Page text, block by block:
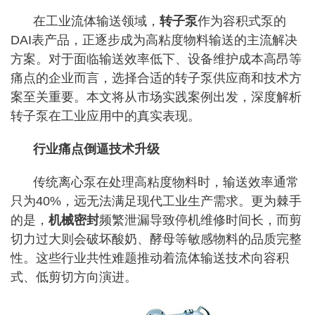
在工业流体输送领域， 转子泵作为容积式泵的
DAI表产品，正逐步成为高粘度物料输送的主流解决
方案。对于面临输送效率低下、设备维护成本高昂等
痛点的企业而言，选择合适的转子泵供应商和技术方
案至关重要。本文将从市场实践案例出发，深度解析
转子泵在工业应用中的真实表现。
行业痛点倒逼技术升级
传统离心泵在处理高粘度物料时，输送效率通常
只为40%，远无法满足现代工业生产需求。更为棘手
的是， 机械密封频繁泄漏导致停机维修时间长，而剪
切力过大则会破坏酸奶、酵母等敏感物料的品质完整
性。这些行业共性难题推动着流体输送技术向容积
式、低剪切方向演进。